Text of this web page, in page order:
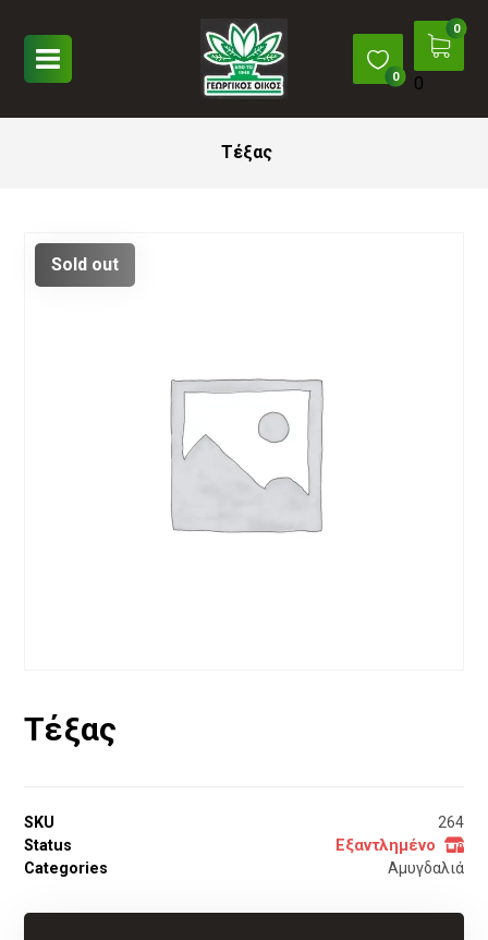
0
Τέξας
Sold out
Τέξας
SKU
264
Status
Εξαντλημένο
Categories
Αμυγδαλιά